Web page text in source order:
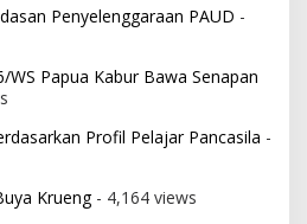
Penyelenggaraan PAUD -
Papua Kabur Bawa Senapan
Profil Pelajar Pancasila -
Krueng- 4,164 views